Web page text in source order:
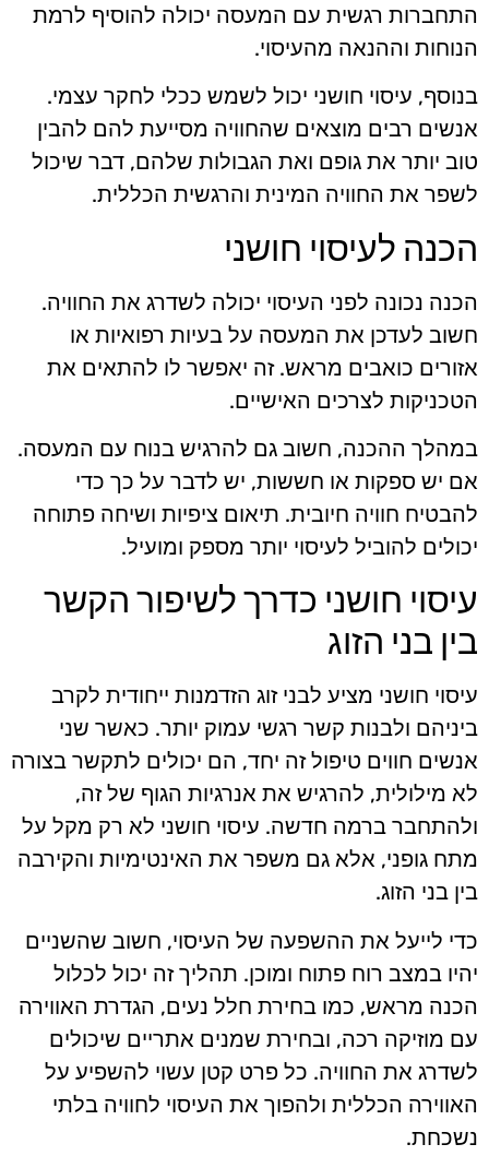
התחברות רגשית עם המעסה יכולה להוסיף לרמת
הנוחות וההנאה מהעיסוי.
בנוסף, עיסוי חושני יכול לשמש ככלי לחקר עצמי.
אנשים רבים מוצאים שהחוויה מסייעת להם להבין
טוב יותר את גופם ואת הגבולות שלהם, דבר שיכול
לשפר את החוויה המינית והרגשית הכללית.
הכנה לעיסוי חושני
הכנה נכונה לפני העיסוי יכולה לשדרג את החוויה.
חשוב לעדכן את המעסה על בעיות רפואיות או
אזורים כואבים מראש. זה יאפשר לו להתאים את
הטכניקות לצרכים האישיים.
במהלך ההכנה, חשוב גם להרגיש בנוח עם המעסה.
אם יש ספקות או חששות, יש לדבר על כך כדי
להבטיח חוויה חיובית. תיאום ציפיות ושיחה פתוחה
יכולים להוביל לעיסוי יותר מספק ומועיל.
עיסוי חושני כדרך לשיפור הקשר
בין בני הזוג
עיסוי חושני מציע לבני זוג הזדמנות ייחודית לקרב
ביניהם ולבנות קשר רגשי עמוק יותר. כאשר שני
אנשים חווים טיפול זה יחד, הם יכולים לתקשר בצורה
לא מילולית, להרגיש את אנרגיות הגוף של זה,
ולהתחבר ברמה חדשה. עיסוי חושני לא רק מקל על
מתח גופני, אלא גם משפר את האינטימיות והקירבה
בין בני הזוג.
כדי לייעל את ההשפעה של העיסוי, חשוב שהשניים
יהיו במצב רוח פתוח ומוכן. תהליך זה יכול לכלול
הכנה מראש, כמו בחירת חלל נעים, הגדרת האווירה
עם מוזיקה רכה, ובחירת שמנים אתריים שיכולים
לשדרג את החוויה. כל פרט קטן עשוי להשפיע על
האווירה הכללית ולהפוך את העיסוי לחוויה בלתי
נשכחת.